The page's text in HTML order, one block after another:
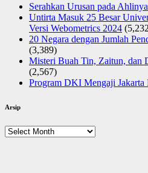
Serahkan Urusan pada
Untirta Masuk 25 Besar
Versi Webometrics 2024
20 Negara dengan Jumlah
(3,389)
Misteri Buah Tin, Zaitun, dan
(2,567)
Program DKI Mengaji Jakarta
Arsip
Arsip